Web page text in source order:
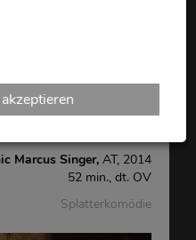
Hermann
Marcus Singer, AT, 2014
52 min., dt. OV
Splatterkomödie